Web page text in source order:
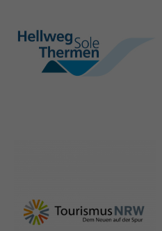
hellweg-sole-
thermen.de
nrw-
tourismus.de